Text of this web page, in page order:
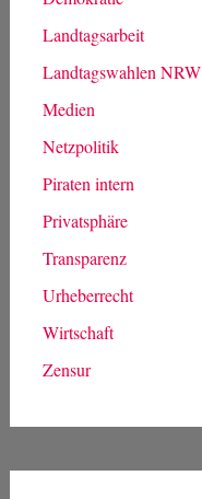
Landtagsarbeit
Landtagswahlen NRW
Medien
Netzpolitik
Piraten intern
Privatsphäre
Transparenz
Urheberrecht
Wirtschaft
Zensur